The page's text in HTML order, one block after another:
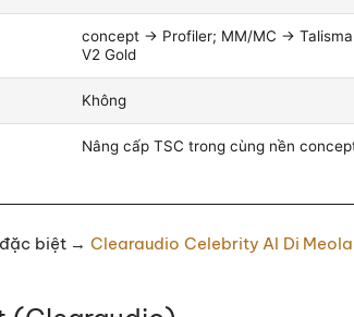
concept → Profiler; MM/MC →
V2 Gold
Không
Nâng cấp TSC trong cùng nền
biệt → Clearaudio Celebrity Al Di Meola